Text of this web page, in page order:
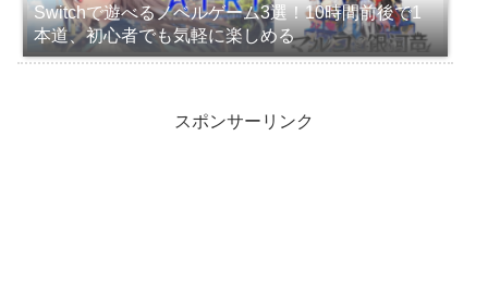
Switchで遊べるノベルゲーム3選！10時間前後で1
本道、初心者でも気軽に楽しめる
スポンサーリンク